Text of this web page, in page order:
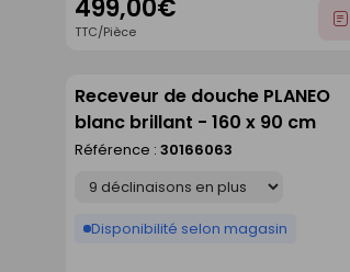
499,00€
TTC/Pièce
Receveur de douche PLANEO
blanc brillant - 160 x 90 cm
Référence : 30166063
Disponibilité selon magasin